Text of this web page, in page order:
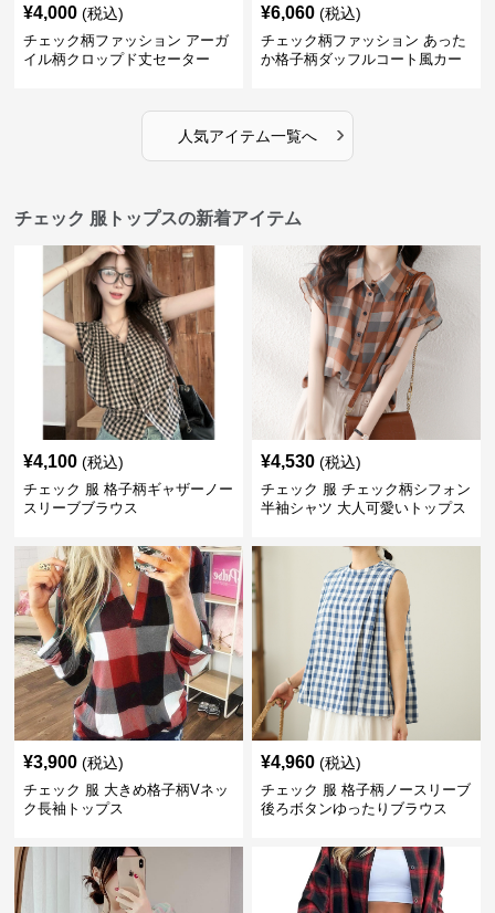
¥4,000 (税込)
チェック柄ファッション アーガ
イル柄クロップド丈セーター
¥6,060 (税込)
チェック柄ファッション あった
か格子柄ダッフルコート風カー
人気アイテム一覧へ ›
チェック 服トップスの新着アイテム
¥4,100 (税込)
チェック 服 格子柄ギャザーノー
スリーブブラウス
¥4,530 (税込)
チェック 服 チェック柄シフォン
半袖シャツ 大人可愛いトップス
¥3,900 (税込)
チェック 服 大きめ格子柄Vネッ
ク長袖トップス
¥4,960 (税込)
チェック 服 格子柄ノースリーブ
後ろボタンゆったりブラウス